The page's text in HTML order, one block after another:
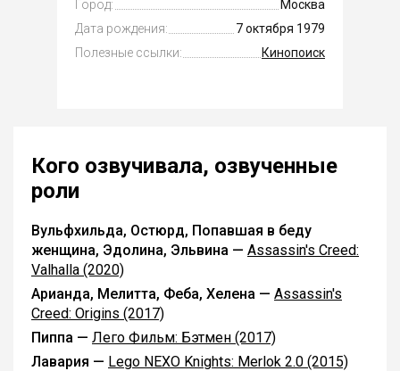
Город:
Москва
Дата рождения:
7 октября 1979
Полезные ссылки:
Кинопоиск
Кого озвучивала, озвученные
роли
Вульфхильда, Остюрд, Попавшая в беду
женщина, Эдолина, Эльвина — Assassin's Creed:
Valhalla (2020)
Арианда, Мелитта, Феба, Хелена — Assassin's
Creed: Origins (2017)
Пиппа — Лего Фильм: Бэтмен (2017)
Лавария — Lego NEXO Knights: Merlok 2.0 (2015)